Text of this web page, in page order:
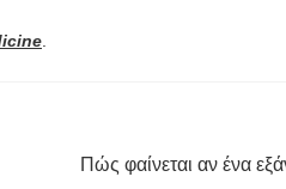
.
Πώς φαίνεται αν ένα